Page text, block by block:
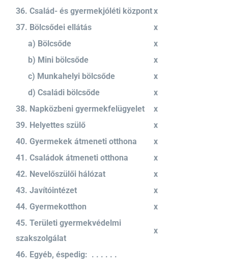
36. Család- és gyermekjóléti központx
37. Bölcsődei ellátás
x
a) Bölcsőde
x
b) Mini bölcsőde
x
c) Munkahelyi bölcsőde
x
d) Családi bölcsőde
x
38. Napközbeni gyermekfelügyelet
x
39. Helyettes szülő
x
40. Gyermekek átmeneti otthona
x
41. Családok átmeneti otthona
x
42. Nevelőszülői hálózat
x
43. Javítóintézet
x
44. Gyermekotthon
x
45. Területi gyermekvédelmi
szakszolgálat
x
46. Egyéb, éspedig: . . . . . .